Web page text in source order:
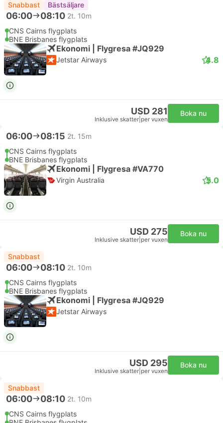
Snabbast Bästsäljare
06:00 08:10 2t. 10m
CNS Cairns flygplats
BNE Brisbanes flygplats
Ekonomi | Flygresa #JQ929
Jetstar Airways 4.8
USD 281
Inklusive skatter per vuxen
Boka nu
06:00 08:15 2t. 15m
CNS Cairns flygplats
BNE Brisbanes flygplats
Ekonomi | Flygresa #VA770
Virgin Australia 5.0
USD 275
Inklusive skatter per vuxen
Boka nu
Snabbast
06:00 08:10 2t. 10m
CNS Cairns flygplats
BNE Brisbanes flygplats
Ekonomi | Flygresa #JQ929
Jetstar Airways
USD 295
Inklusive skatter per vuxen
Boka nu
Snabbast
06:00 08:10 2t. 10m
CNS Cairns flygplats